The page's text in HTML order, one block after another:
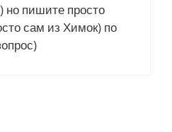
но пишите просто
сам из Химок) по